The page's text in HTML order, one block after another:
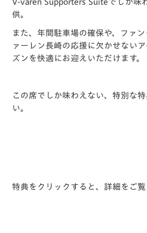
V-varen Supporters Suiteでしか味
供。
また、年間駐車場の確保や、ファ
ァーレン長崎の応援に欠かせない
ズンを快適にお迎えいただけます。
この席でしか味わえない、特別な
い。
特典をクリックすると、詳細をご覧